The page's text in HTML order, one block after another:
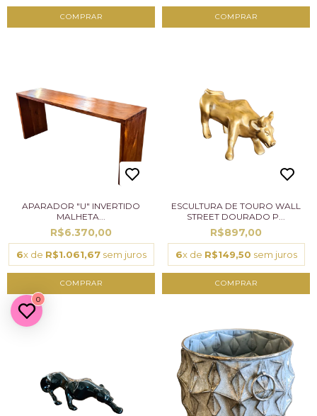
APARADOR "U" INVERTIDO
MALHETA...
R$6.370,00
6x de R$1.061,67sem juros
ESCULTURA DE TOURO WALL
STREET DOURADO P...
R$897,00
6x de R$149,50 sem juros
0